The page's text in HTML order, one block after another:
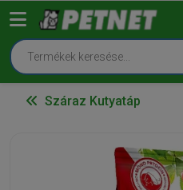
Száraz Kutyatáp